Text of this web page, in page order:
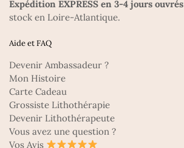
Expédition EXPRESS en 3-4 jours ouvrés
stock en Loire-Atlantique.
Aide et FAQ
Devenir Ambassadeur ?
Mon Histoire
Carte Cadeau
Grossiste Lithothérapie
Devenir Lithothérapeute
Vous avez une question ?
Vos Avis